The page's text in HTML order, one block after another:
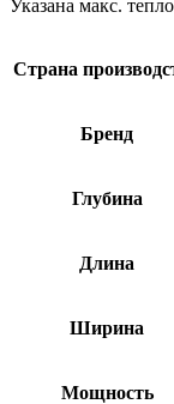
Указана макс.
Страна
Бренд
Глубина
Длина
Ширина
Мощность